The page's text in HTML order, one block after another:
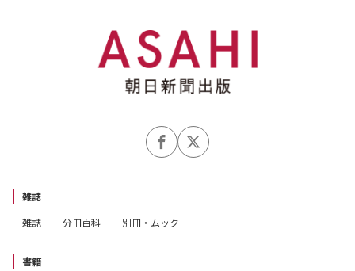
雑誌
雑誌
分冊百科 別冊・ムック
書籍